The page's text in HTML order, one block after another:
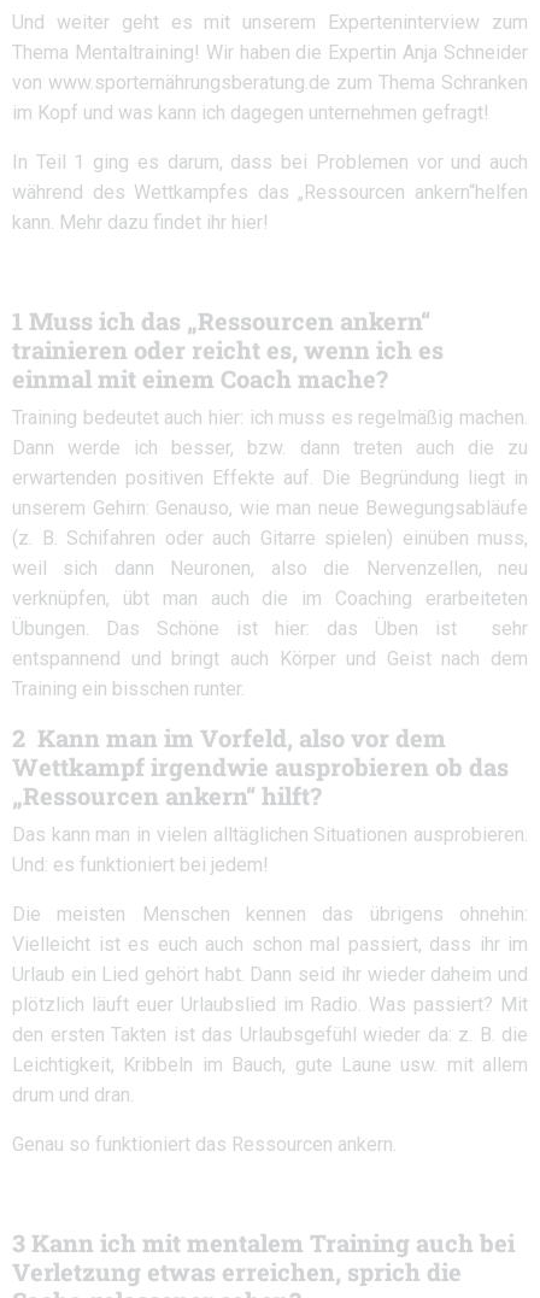
Und weiter geht es mit unserem Experteninterview zum
Thema Mentaltraining! Wir haben die Expertin Anja Schneider
von www.sporternährungsberatung.de zum Thema Schranken
im Kopf und was kann ich dagegen unternehmen gefragt!
In Teil 1 ging es darum, dass bei Problemen vor und auch
während des Wettkampfes das „Ressourcen ankern“helfen
kann. Mehr dazu findet ihr hier!
1 Muss ich das „Ressourcen ankern“
trainieren oder reicht es, wenn ich es
einmal mit einem Coach mache?
Training bedeutet auch hier: ich muss es regelmäßig machen.
Dann werde ich besser, bzw. dann treten auch die zu
erwartenden positiven Effekte auf. Die Begründung liegt in
unserem Gehirn: Genauso, wie man neue Bewegungsabläufe
(z. B. Schifahren oder auch Gitarre spielen) einüben muss,
weil sich dann Neuronen, also die Nervenzellen, neu
verknüpfen, übt man auch die im Coaching erarbeiteten
Übungen. Das Schöne ist hier: das Üben ist sehr
entspannend und bringt auch Körper und Geist nach dem
Training ein bisschen runter.
2 Kann man im Vorfeld, also vor dem
Wettkampf irgendwie ausprobieren ob das
„Ressourcen ankern“ hilft?
Das kann man in vielen alltäglichen Situationen ausprobieren.
Und: es funktioniert bei jedem!
Die meisten Menschen kennen das übrigens ohnehin:
Vielleicht ist es euch auch schon mal passiert, dass ihr im
Urlaub ein Lied gehört habt. Dann seid ihr wieder daheim und
plötzlich läuft euer Urlaubslied im Radio. Was passiert? Mit
den ersten Takten ist das Urlaubsgefühl wieder da: z. B. die
Leichtigkeit, Kribbeln im Bauch, gute Laune usw. mit allem
drum und dran.
Genau so funktioniert das Ressourcen ankern.
3 Kann ich mit mentalem Training auch bei
Verletzung etwas erreichen, sprich die